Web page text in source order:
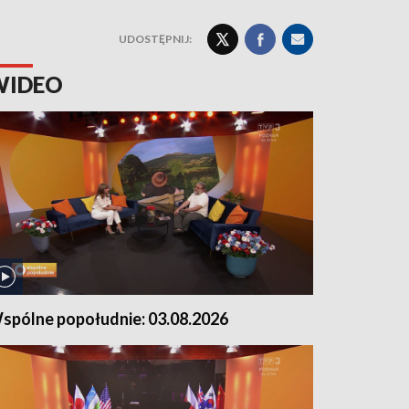
UDOSTĘPNIJ:
popołudnie: 03.08.2026